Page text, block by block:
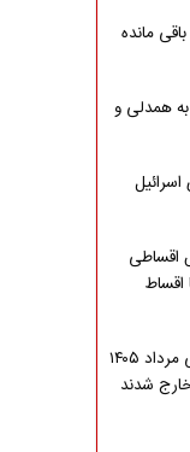
مانده
همدلی و
اقساطی
اقساط
تغییر زمان‌بندی واریز کالابرگ الکترونیکی مرداد ۱۴۰۵
خارج شدند